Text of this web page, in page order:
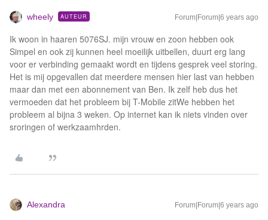
wheely AUTEUR Forum|Forum|6 years ago
Ik woon in haaren 5076SJ. mijn vrouw en zoon hebben ook
Simpel en ook zij kunnen heel moeilijk uitbellen, duurt erg lang
voor er verbinding gemaakt wordt en tijdens gesprek veel storing.
Het is mij opgevallen dat meerdere mensen hier last van hebben
maar dan met een abonnement van Ben. Ik zelf heb dus het
vermoeden dat het probleem bij T-Mobile zitWe hebben het
probleem al bijna 3 weken. Op internet kan ik niets vinden over
sroringen of werkzaamhrden.
Alexandra Forum|Forum|6 years ago